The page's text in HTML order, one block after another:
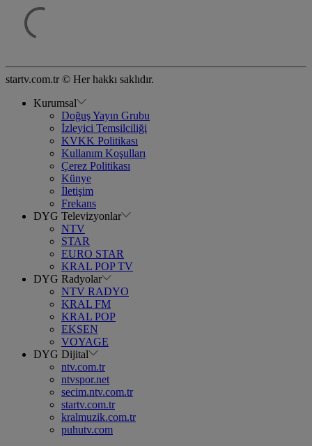
startv.com.tr © Her hakkı saklıdır.
Kurumsal
Doğuş Yayın Grubu
İzleyici Temsilciliği
KVKK Politikası
Kullanım Koşulları
Çerez Politikası
Künye
İletişim
Frekans
DYG Televizyonlar
NTV
STAR
EURO STAR
KRAL POP TV
DYG Radyolar
NTV RADYO
KRAL FM
KRAL POP
EKSEN
VOYAGE
DYG Dijital
ntv.com.tr
ntvspor.net
secim.ntv.com.tr
startv.com.tr
kralmuzik.com.tr
puhutv.com